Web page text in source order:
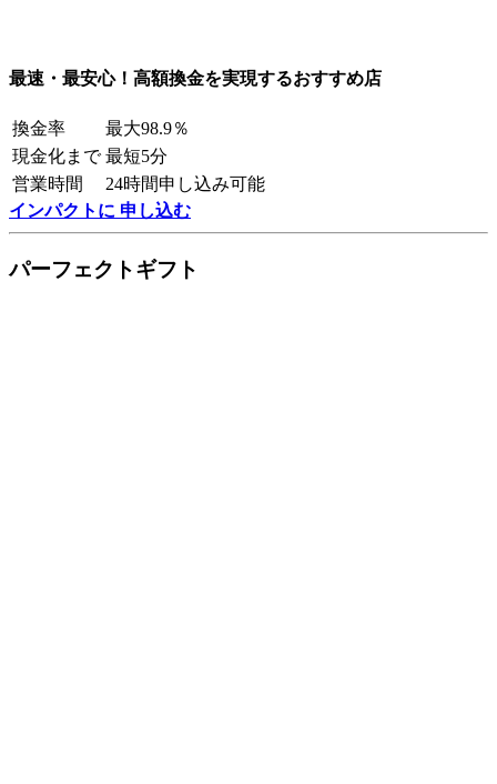
最速・最安心！高額換金を実現するおすすめ店
換金率
最大98.9％
現金化まで 最短5分
営業時間
24時間申し込み可能
インパクトに 申し込む
パーフェクトギフト